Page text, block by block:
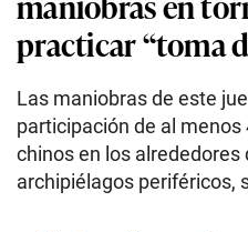
practicar “toma
Las maniobras de este
participación de al
chinos en los alrededores
archipiélagos periféricos,